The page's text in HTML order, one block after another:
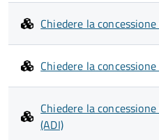
Chiedere la
Chiedere la
Chiedere la
(ADI)